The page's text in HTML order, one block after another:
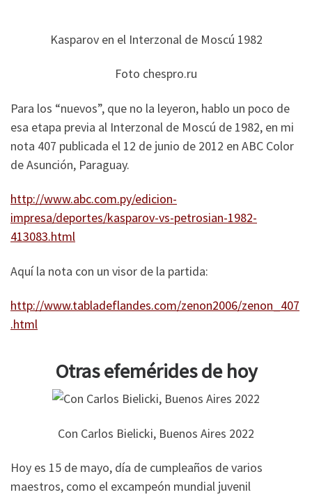
Kasparov en el Interzonal de Moscú 1982
Foto chespro.ru
Para los “nuevos”, que no la leyeron, hablo un poco de
esa etapa previa al Interzonal de Moscú de 1982, en mi
nota 407 publicada el 12 de junio de 2012 en ABC Color
de Asunción, Paraguay.
http://www.abc.com.py/edicion-
impresa/deportes/kasparov-vs-petrosian-1982-
413083.html
Aquí la nota con un visor de la partida:
http://www.tabladeflandes.com/zenon2006/zenon_407
.html
Otras efemérides de hoy
Con Carlos Bielicki, Buenos Aires 2022
Hoy es 15 de mayo, día de cumpleaños de varios
maestros, como el excampeón mundial juvenil